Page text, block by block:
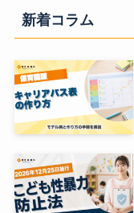
新着コラム